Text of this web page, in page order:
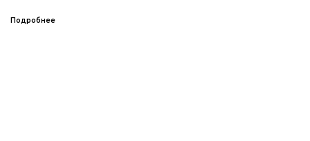
Подробнее